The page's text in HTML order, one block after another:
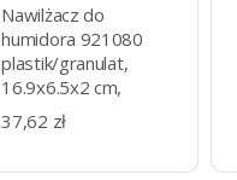
Nawilżacz do
humidora 921080
plastik/granulat,
16.9x6.5x2 cm,
prostokątny, czarny
37,62 zł